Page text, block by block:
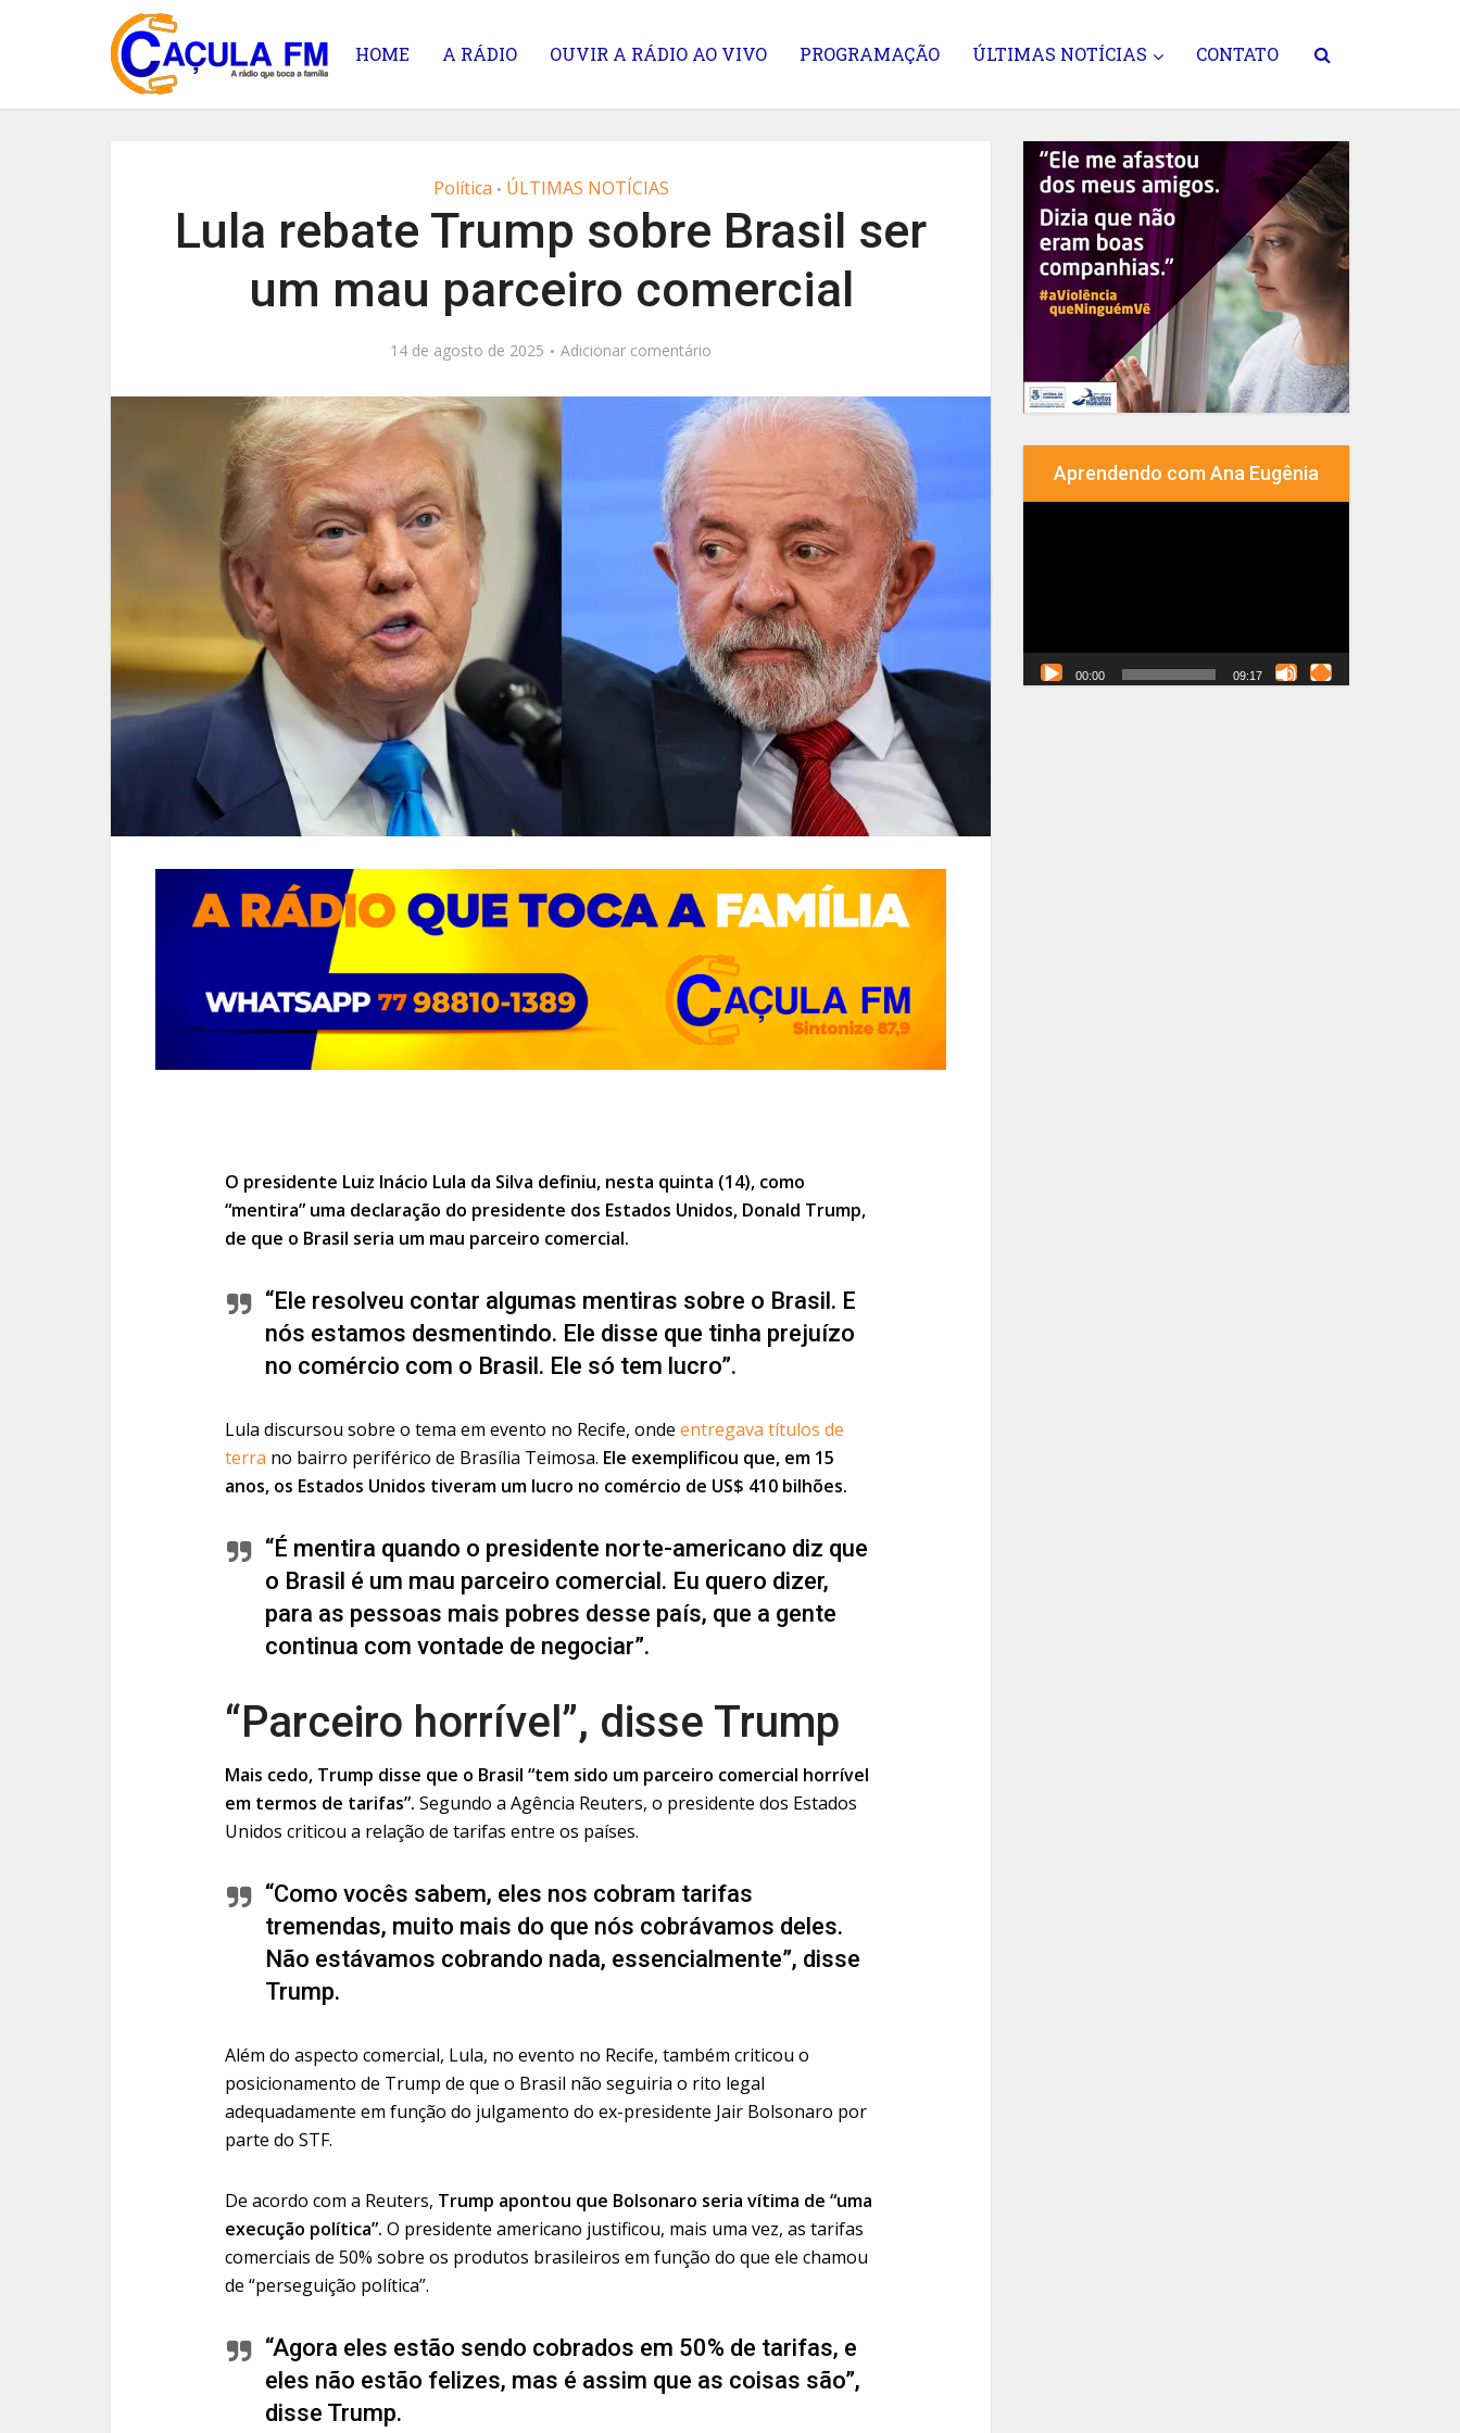
HOME A RÁDIO OUVIR A RÁDIO AO VIVO PROGRAMAÇÃO ÚLTIMAS NOTÍCIAS CONTATO
Política • ÚLTIMAS NOTÍCIAS
Lula rebate Trump sobre Brasil ser
um mau parceiro comercial
14 de agosto de 2025 Adicionar comentário
O presidente Luiz Inácio Lula da Silva definiu, nesta quinta (14), como
“mentira” uma declaração do presidente dos Estados Unidos, Donald Trump,
de que o Brasil seria um mau parceiro comercial.
“Ele resolveu contar algumas mentiras sobre o Brasil. E
nós estamos desmentindo. Ele disse que tinha prejuízo
no comércio com o Brasil. Ele só tem lucro”.
Lula discursou sobre o tema em evento no Recife, onde entregava títulos de
terra no bairro periférico de Brasília Teimosa. Ele exemplificou que, em 15
anos, os Estados Unidos tiveram um lucro no comércio de US$ 410 bilhões.
“É mentira quando o presidente norte-americano diz que
o Brasil é um mau parceiro comercial. Eu quero dizer,
para as pessoas mais pobres desse país, que a gente
continua com vontade de negociar”.
“Parceiro horrível”, disse Trump
Mais cedo, Trump disse que o Brasil “tem sido um parceiro comercial horrível
em termos de tarifas”. Segundo a Agência Reuters, o presidente dos Estados
Unidos criticou a relação de tarifas entre os países.
“Como vocês sabem, eles nos cobram tarifas
tremendas, muito mais do que nós cobrávamos deles.
Não estávamos cobrando nada, essencialmente”, disse
Trump.
Além do aspecto comercial, Lula, no evento no Recife, também criticou o
posicionamento de Trump de que o Brasil não seguiria o rito legal
adequadamente em função do julgamento do ex-presidente Jair Bolsonaro por
parte do STF.
De acordo com a Reuters, Trump apontou que Bolsonaro seria vítima de “uma
execução política”. O presidente americano justificou, mais uma vez, as tarifas
comerciais de 50% sobre os produtos brasileiros em função do que ele chamou
de “perseguição política”.
“Agora eles estão sendo cobrados em 50% de tarifas, e
eles não estão felizes, mas é assim que as coisas são”,
disse Trump.
Aprendendo com Ana Eugênia
00:00 09:17